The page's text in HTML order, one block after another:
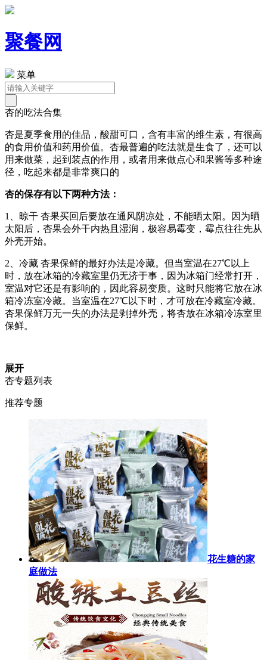
聚餐网
菜单
杏的吃法合集
杏是夏季食用的佳品，酸甜可口，含有丰富的维生素，有很高
的食用价值和药用价值。杏最普遍的吃法就是生食了，还可以
用来做菜，起到装点的作用，或者用来做点心和果酱等多种途
径，吃起来都是非常爽口的
杏的保存有以下两种方法：
1、晾干 杏果买回后要放在通风阴凉处，不能晒太阳。因为晒
太阳后，杏果会外干内热且湿润，极容易霉变，霉点往往先从
外壳开始。
2、冷藏 杏果保鲜的最好办法是冷藏。但当室温在27℃以上
时，放在冰箱的冷藏室里仍无济于事，因为冰箱门经常打开，
室温对它还是有影响的，因此容易变质。这时只能将它放在冰
箱冷冻室冷藏。当室温在27℃以下时，才可放在冷藏室冷藏。
杏果保鲜万无一失的办法是剥掉外壳，将杏放在冰箱冷冻室里
保鲜。
展开
杏专题列表
推荐专题
花生糖的家
庭做法